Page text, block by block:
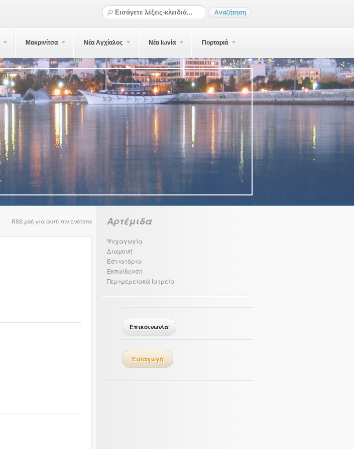
Μακρινίτσα Νέα Αγχίαλος Νέα Ιωνία Πορταριά
RSS ροή για αυτή την ενότητα Αρτέμιδα
Ψυχαγωγία
Διαμονή
Εστιατόρια
Εκπαίδευση
Περιφερειακά Ιατρεία
Επικοινωνία
Εισαγωγή